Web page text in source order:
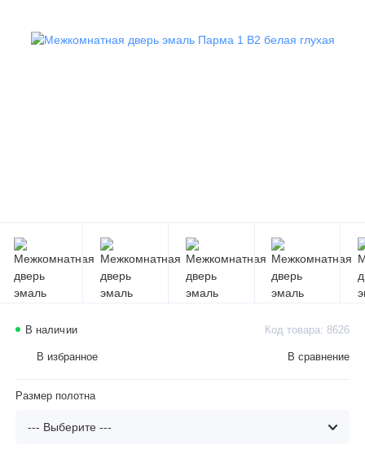
В наличии Код товара: 8626
В избранное В сравнение
Размер полотна